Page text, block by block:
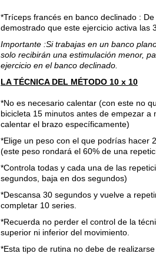
*Tríceps francés en banco declinado :
demostrado que este ejercicio activa las
Importante :Si trabajas en un banco
solo recibirán una estimulación menor,
ejercicio en el banco declinado.
LA TÉCNICA DEL MÉTODO 10 x 10
*No es necesario calentar (con este no
bicicleta 15 minutos antes de empezar a
calentar el brazo específicamente)
*Elige un peso con el que podrías hacer
(este peso rondará el 60% de una
*Controla todas y cada una de las
segundos, baja en dos segundos)
*Descansa 30 segundos y vuelve a
completar 10 series.
*Recuerda no perder el control de la
superior ni inferior del movimiento.
*Esta tipo de rutina no debe de